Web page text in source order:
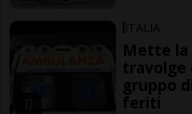
ITALIA
Mette la
travolge
gruppo
feriti